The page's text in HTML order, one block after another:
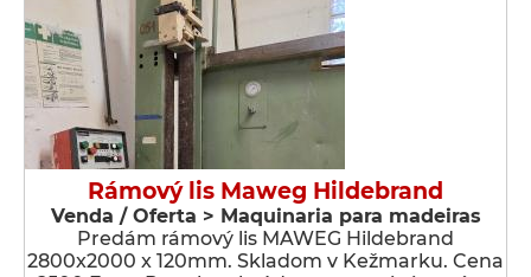
Rámový lis Maweg Hildebrand
Venda / Oferta > Maquinaria para madeiras
Predám rámový lis MAWEG Hildebrand
2800x2000 x 120mm. Skladom v Kežmarku. Cena